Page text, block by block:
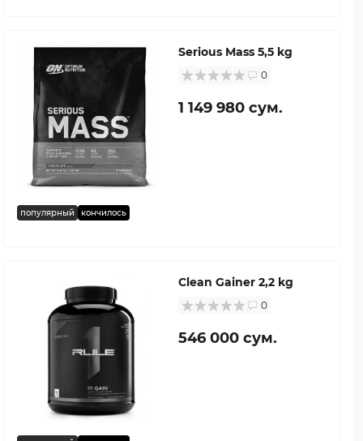
популярный кончилось
Serious Mass 5,5 kg
0
1 149 980 сум.
Clean Gainer 2,2 kg
0
546 000 сум.